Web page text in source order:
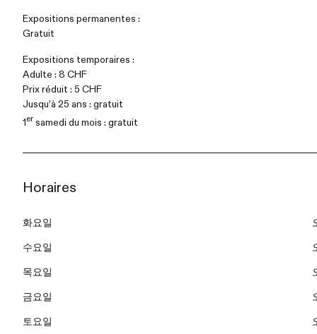
Expositions permanentes :
Gratuit
Expositions temporaires :
Adulte : 8 CHF
Prix réduit : 5 CHF
Jusqu’à 25 ans : gratuit
1er samedi du mois : gratuit
Horaires
화요일
수요일
목요일
금요일
토요일